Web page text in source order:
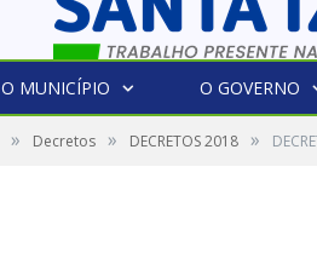
O MUNICÍPIO O GOVERNO
» Decretos » DECRETOS 2018 »